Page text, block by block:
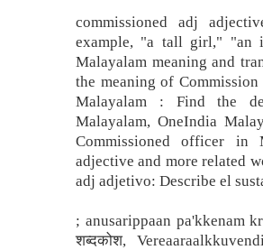
commissioned adj
example, "a tall girl," "an
Malayalam meaning and
the meaning of
Malayalam : Find the
Malayalam, OneIndia
Commissioned officer in
adjective and more related
adj adjetivo: Describe el
; anusarippaan‍ pa'kkenam‍
शब्दकोश,